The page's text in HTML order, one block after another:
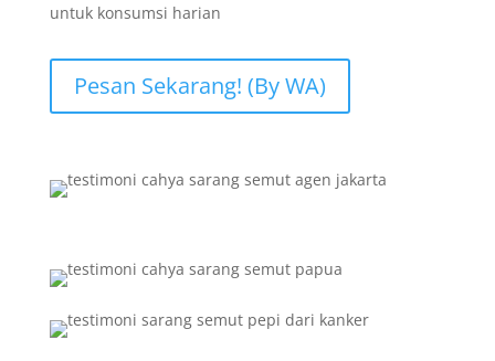
untuk konsumsi harian
Pesan Sekarang! (By WA)